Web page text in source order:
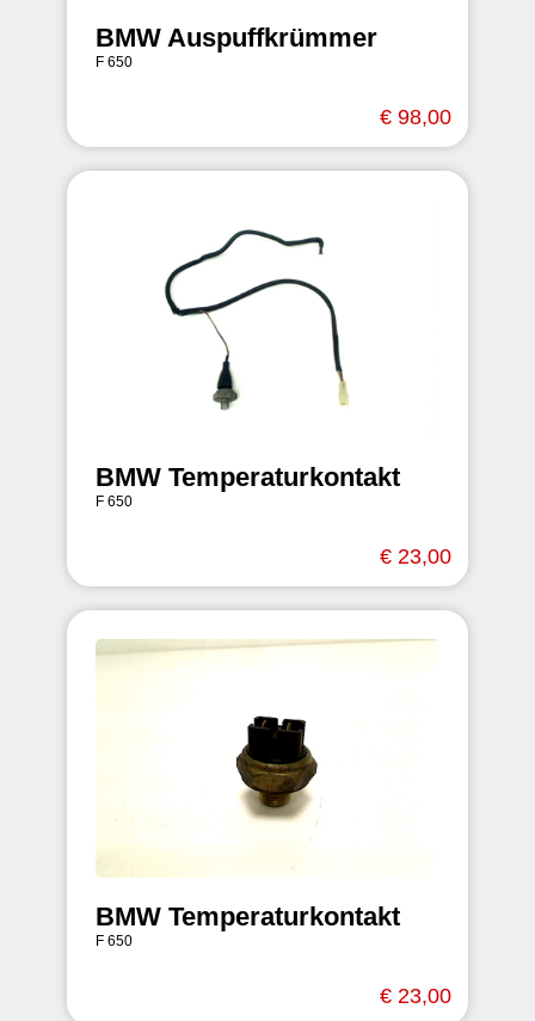
BMW Auspuffkrümmer
F 650
€ 98,00
BMW Temperaturkontakt
F 650
€ 23,00
BMW Temperaturkontakt
F 650
€ 23,00